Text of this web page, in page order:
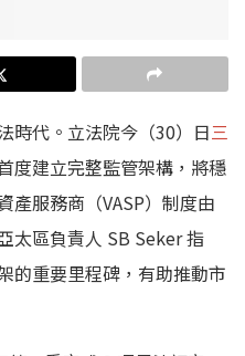
時代。立法院今（30）日三
度建立完整監管架構，將穩
產服務商（VASP）制度由
太區負責人 SB Seker 指
的重要里程碑，有助推動市